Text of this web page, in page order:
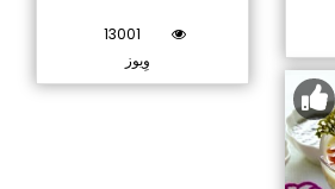
13001
وِیوز